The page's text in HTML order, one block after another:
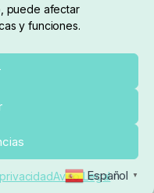
puede afectar
y funciones.
Aviso Legal
Español ▼